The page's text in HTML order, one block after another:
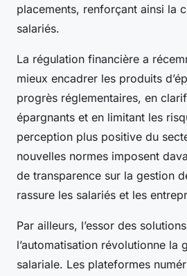
placements, renforçant ainsi la
salariés.
La régulation financière a
mieux encadrer les produits
progrès réglementaires, en
épargnants et en limitant les
perception plus positive du
nouvelles normes imposent
de transparence sur la gestion
rassure les salariés et les
Par ailleurs, l’essor des
l’automatisation révolutionne la
salariale. Les plateformes